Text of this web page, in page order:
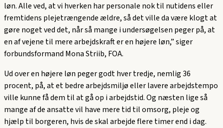
løn. Alle ved, at vi hverken har personale nok til nutidens eller
fremtidens plejetrængende ældre, så det ville da være klogt at
gøre noget ved det, når så mange i undersøgelsen peger på, at
en af vejene til mere arbejdskraft er en højere løn,” siger
forbundsformand Mona Striib, FOA.
Ud over en højere løn peger godt hver tredje, nemlig 36
procent, på, at et bedre arbejdsmiljø eller lavere arbejdstempo
ville kunne få dem til at gå op i arbejdstid. Og næsten lige så
mange af de ansatte vil have mere tid til omsorg, pleje og
hjælp til borgeren, hvis de skal arbejde flere timer end i dag.